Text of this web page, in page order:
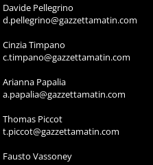
Davide Pellegrino
d.pellegrino@gazzettamatin.com
Cinzia Timpano
c.timpano@gazzettamatin.com
Arianna Papalia
a.papalia@gazzettamatin.com
Thomas Piccot
t.piccot@gazzettamatin.com
Fausto Vassoney